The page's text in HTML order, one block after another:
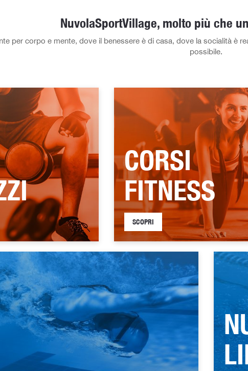
NuvolaSportVillage, molto più che
per corpo e mente, dove il benessere è di casa, dove la socialità è
possibile.
CORSI
FITNESS
SCOPRI